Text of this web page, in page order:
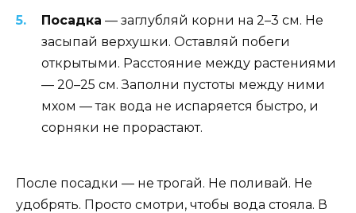
Посадка — заглубляй корни на 2–3 см. Не
засыпай верхушки. Оставляй побеги
открытыми. Расстояние между растениями
— 20–25 см. Заполни пустоты между ними
мхом — так вода не испаряется быстро, и
сорняки не прорастают.
После посадки — не трогай. Не поливай. Не
удобрять. Просто смотри, чтобы вода стояла. В